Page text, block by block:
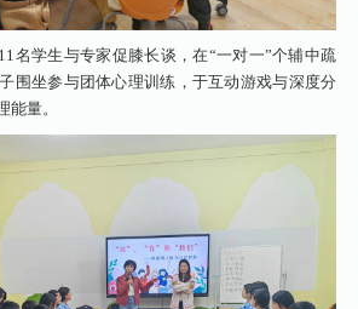
名学生与专家促膝长谈，在“一对一”个辅中疏
围坐参与团体心理训练，于互动游戏与深度分
能量。